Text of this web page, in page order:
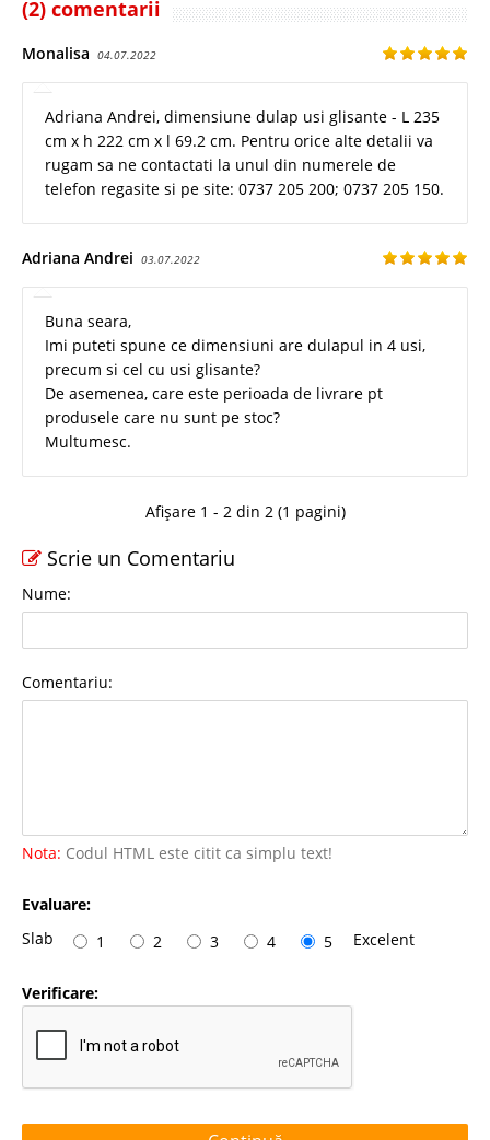
(2) comentarii
Monalisa 04.07.2022
Adriana Andrei, dimensiune dulap usi glisante - L 235
cm x h 222 cm x l 69.2 cm. Pentru orice alte detalii va
rugam sa ne contactati la unul din numerele de
telefon regasite si pe site: 0737 205 200; 0737 205 150.
Adriana Andrei 03.07.2022
Buna seara,
Imi puteti spune ce dimensiuni are dulapul in 4 usi,
precum si cel cu usi glisante?
De asemenea, care este perioada de livrare pt
produsele care nu sunt pe stoc?
Multumesc.
Afișare 1 - 2 din 2 (1 pagini)
Scrie un Comentariu
Nume:
Comentariu:
Nota: Codul HTML este citit ca simplu text!
Evaluare:
Slab
1 2 3 4 5 Excelent
Verificare: